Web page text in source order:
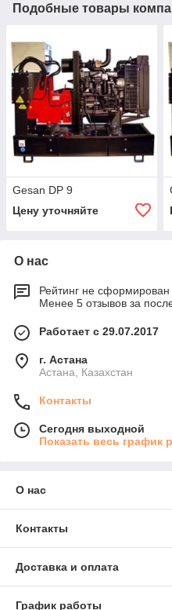
Подобные товары
Gesan DP 9
Цену уточняйте
О нас
Рейтинг не сформирован
Менее 5 отзывов за
Работает с 29.07.2017
г. Астана
Астана, Казахстан
Контакты
Сегодня выходной
Показать весь график
О нас
Контакты
Доставка и оплата
График работы